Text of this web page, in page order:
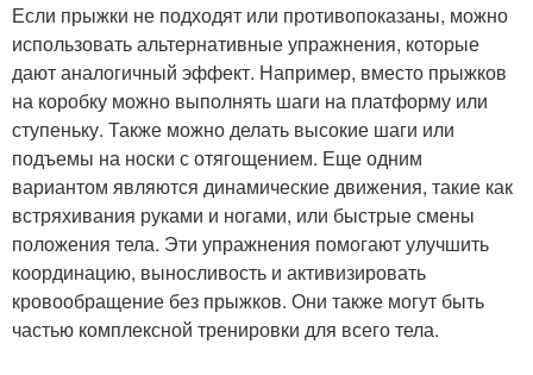
Если прыжки не подходят или противопоказаны, можно
использовать альтернативные упражнения, которые
дают аналогичный эффект. Например, вместо прыжков
на коробку можно выполнять шаги на платформу или
ступеньку. Также можно делать высокие шаги или
подъемы на носки с отягощением. Еще одним
вариантом являются динамические движения, такие как
встряхивания руками и ногами, или быстрые смены
положения тела. Эти упражнения помогают улучшить
координацию, выносливость и активизировать
кровообращение без прыжков. Они также могут быть
частью комплексной тренировки для всего тела.